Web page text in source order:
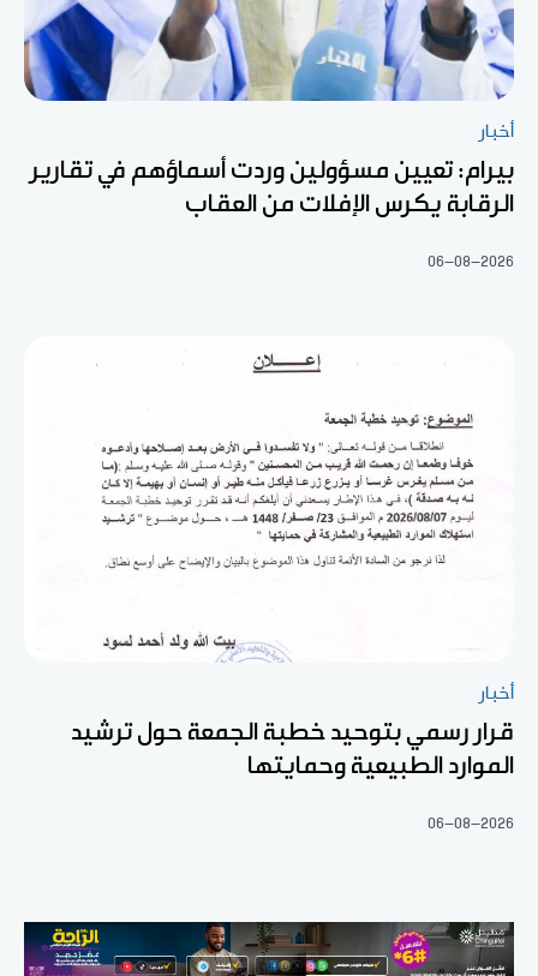
أخبار
بيرام: تعيين مسؤولين وردت أسماؤهم في تقارير
الرقابة يكرس الإفلات من العقاب
06-08-2026
أخبار
قرار رسمي بتوحيد خطبة الجمعة حول ترشيد
الموارد الطبيعية وحمايتها
06-08-2026